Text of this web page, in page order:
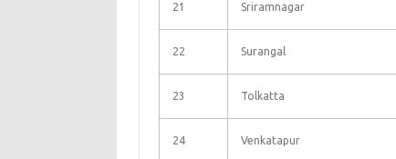
21 Sriramnagar
22 Surangal
23 Tolkatta
24 Venkatapur